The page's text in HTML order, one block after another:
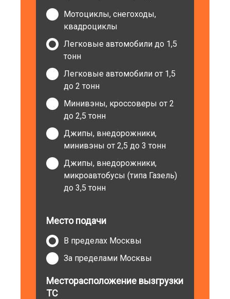
Мотоциклы, снегоходы,
квадроциклы
Легковые автомобили до 1,5
тонн
Легковые автомобили от 1,5
до 2 тонн
Минивэны, кроссоверы от 2
до 2,5 тонн
Джипы, внедорожники,
минивэны от 2,5 до 3 тонн
Джипы, внедорожники,
микроавтобусы (типа Газель)
до 3,5 тонн
Место подачи
В пределах Москвы
За пределами Москвы
Месторасположение вызгрузки
ТС